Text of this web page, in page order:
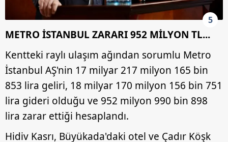
kullanılmaktadır. Diğer çerezler, sitemizin daha işlevsel
kılınması ve kişiselleştirilmesi ve sizlere yönelik
reklam/pazarlama faaliyetlerinin yapılması, amaçlarıyla
Çerezlere ilişkin tercihlerinizi aşağıda yer alan panel
vasıtasıyla belirleyebilirsiniz. Çerezlere ilişkin detaylı bilgi
için Ayarlar butonuna tıklayabilir,
Çerez Bilgilendirme
Metnimizi ziyaret edebilirsiniz.
6698 sayılı Kişisel Verilerin Korunması Kanunu uyarınca
5
METRO İSTANBUL ZARARI 952 MİLYON TL...
Kentteki raylı ulaşım ağından sorumlu Metro
İstanbul AŞ'nin 17 milyar 217 milyon 165 bin
853 lira geliri, 18 milyar 170 milyon 156 bin 751
lira gideri olduğu ve 952 milyon 990 bin 898
lira zarar ettiği hesaplandı.
Hidiv Kasrı, Büyükada'daki otel ve Çadır Köşk